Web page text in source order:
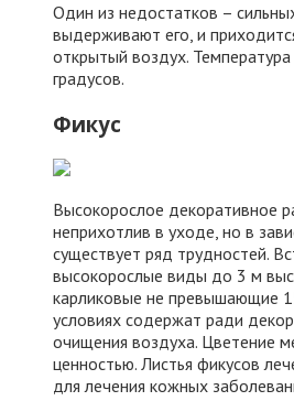
Один из недостатков –
выдерживают его, и
открытый воздух.
градусов.
Фикус
Высокорослое декоративное
неприхотлив в уходе, но в
существует ряд трудностей.
высокорослые виды до 3 м
карликовые не превышающие
условиях содержат ради
очищения воздуха. Цветение
ценностью. Листья фикусов
для лечения кожных